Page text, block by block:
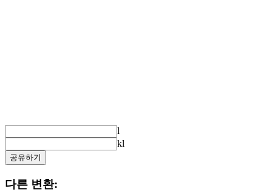
l
kl
공유하기
다른 변환: